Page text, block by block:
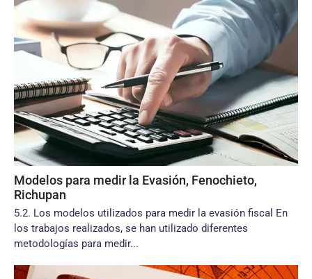
Modelos para medir la Evasión, Fenochieto,
Richupan
5.2. Los modelos utilizados para medir la evasión fiscal En
los trabajos realizados, se han utilizado diferentes
metodologías para medir...